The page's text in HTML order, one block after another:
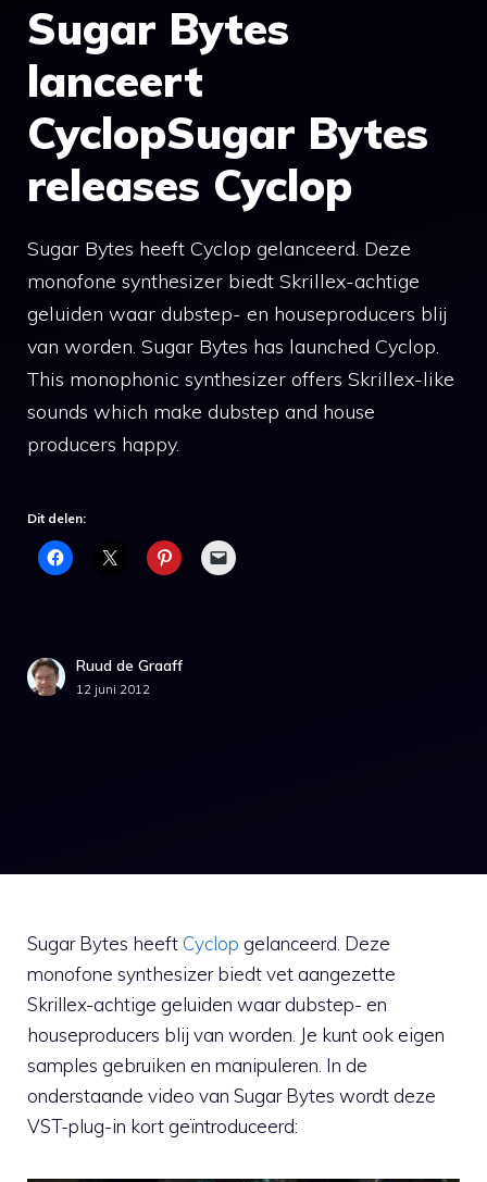
Sugar Bytes
lanceert
CyclopSugar Bytes
releases Cyclop
Sugar Bytes heeft Cyclop gelanceerd. Deze
monofone synthesizer biedt Skrillex-achtige
geluiden waar dubstep- en houseproducers blij
van worden. Sugar Bytes has launched Cyclop.
This monophonic synthesizer offers Skrillex-like
sounds which make dubstep and house
producers happy.
Dit delen:
Ruud de Graaff
12 juni 2012
Sugar Bytes heeft Cyclop gelanceerd. Deze
monofone synthesizer biedt vet aangezette
Skrillex-achtige geluiden waar dubstep- en
houseproducers blij van worden. Je kunt ook eigen
samples gebruiken en manipuleren. In de
onderstaande video van Sugar Bytes wordt deze
VST-plug-in kort geïntroduceerd: